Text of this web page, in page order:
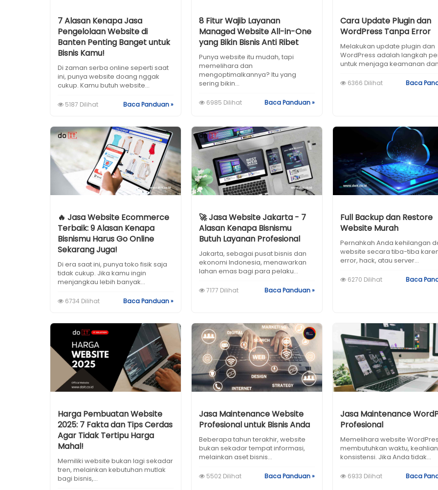
7 Alasan Kenapa Jasa
Pengelolaan Website di
Banten Penting Banget untuk
Bisnis Kamu!
Di zaman serba online seperti saat
ini, punya website doang nggak
cukup. Kamu butuh website...
5187 Dilihat Baca Panduan »
8 Fitur Wajib Layanan
Managed Website All-in-One
yang Bikin Bisnis Anti Ribet
Punya website itu mudah, tapi
memelihara dan
mengoptimalkannya? Itu yang
sering bikin...
6985 Dilihat Baca Panduan »
Cara Update Plugin dan
WordPress Tanpa Error
Melakukan update plugin dan
WordPress adalah langkah
untuk menjaga keamanan
6366 Dilihat Baca
🔥 Jasa Website Ecommerce
Terbaik: 9 Alasan Kenapa
Bisnismu Harus Go Online
Sekarang Juga!
Di era saat ini, punya toko fisik saja
tidak cukup. Jika kamu ingin
menjangkau lebih banyak...
6734 Dilihat Baca Panduan »
🚀 Jasa Website Jakarta - 7
Alasan Kenapa Bisnismu
Butuh Layanan Profesional
Jakarta, sebagai pusat bisnis dan
ekonomi Indonesia, menawarkan
lahan emas bagi para pelaku...
7177 Dilihat Baca Panduan »
Full Backup dan Restore
Website Murah
Pernahkah Anda kehilangan
website secara tiba-tiba
error, hack, atau server...
6270 Dilihat Baca
Harga Pembuatan Website
2025: 7 Fakta dan Tips Cerdas
Agar Tidak Tertipu Harga
Mahal!
Memiliki website bukan lagi sekadar
tren, melainkan kebutuhan mutlak
bagi bisnis,...
Jasa Maintenance Website
Profesional untuk Bisnis Anda
Beberapa tahun terakhir, website
bukan sekadar tempat informasi,
melainkan aset bisnis...
5502 Dilihat Baca Panduan »
Jasa Maintenance
Profesional
Memelihara website
membutuhkan waktu,
konsistensi. Jika Anda tidak...
6933 Dilihat Baca